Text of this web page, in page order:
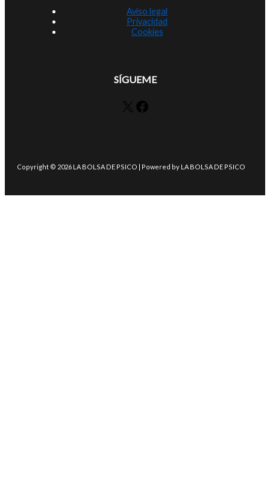
Aviso legal
Privacidad
Cookies
SÍGUEME
X Facebook
Copyright © 2026 LA BOLSA DE PSICO | Powered by LA BOLSA DE PSICO